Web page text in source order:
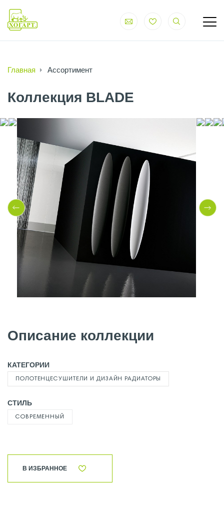
Главная Ассортимент
Коллекция BLADE
Описание коллекции
КАТЕГОРИИ
ПОЛОТЕНЦЕСУШИТЕЛИ И ДИЗАЙН РАДИАТОРЫ
СТИЛЬ
СОВРЕМЕННЫЙ
В ИЗБРАННОЕ